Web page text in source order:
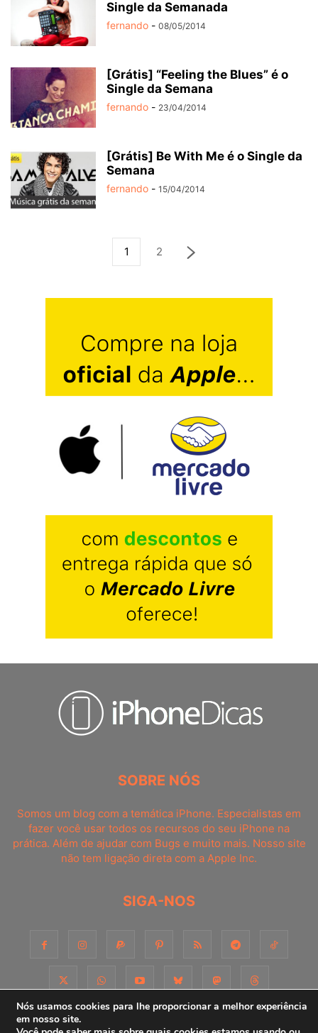
Single da Semanada
fernando - 08/05/2014
[Grátis] “Feeling the Blues” é o
Single da Semana
fernando - 23/04/2014
[Grátis] Be With Me é o Single da
Semana
fernando - 15/04/2014
1 2
SOBRE NÓS
Somos um blog com a temática iPhone. Especialistas em
fazer você usar todos os recursos do seu iPhone na
prática. Além de ajudar com Bugs e muito mais. Nosso site
não tem ligação direta com a Apple Inc.
SIGA-NOS
Nós usamos cookies para lhe proporcionar a melhor experiência
em nosso site.